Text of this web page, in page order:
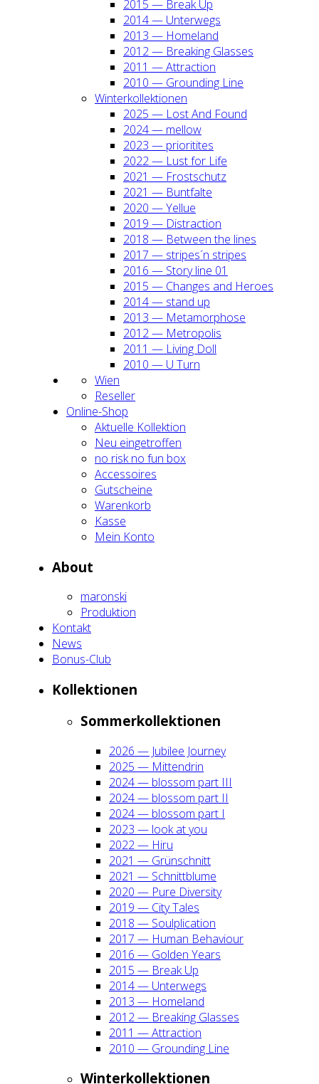
2015 — Break Up
2014 — Unter­wegs
2013 — Home­land
2012 — Brea­king Glas­ses
2011 — Attrac­tion
2010 — Groun­ding Line
Win­ter­kol­lek­tio­nen
2025 — Lost And Found
2024 — mel­low
2023 — prio­ri­ti­tes
2022 — Lust for Life
2021 — Frost­schutz
2021 — Bunt­fal­te
2020 — Yel­lue
2019 — Dis­trac­tion
2018 — Bet­ween the lines
2017 — stripes´n stripes
2016 — Sto­ry line 01
2015 — Chan­ges and Heroes
2014 — stand up
2013 — Meta­mor­pho­se
2012 — Metro­po­lis
2011 — Living Doll
2010 — U Turn
Wien
Resel­ler
Online-Shop
Aktu­el­le Kol­lek­ti­on
Neu ein­ge­trof­fen
no risk no fun box
Acces­soires
Gut­schei­ne
Waren­korb
Kas­se
Mein Kon­to
About
maron­ski
Pro­duk­ti­on
Kon­takt
News
Bonus-Club
Kol­lek­tio­nen
Som­mer­kol­lek­tio­nen
2026 — Jubi­lee Jour­ney
2025 — Mit­ten­drin
2024 — blos­som part III
2024 — blos­som part II
2024 — blos­som part I
2023 — look at you
2022 — Hiru
2021 — Grün­schnitt
2021 — Schnitt­blu­me
2020 — Pure Diver­si­ty
2019 — City Tales
2018 — Soul­pli­ca­ti­on
2017 — Human Beha­viour
2016 — Gol­den Years
2015 — Break Up
2014 — Unter­wegs
2013 — Home­land
2012 — Brea­king Glas­ses
2011 — Attrac­tion
2010 — Groun­ding Line
Win­ter­kol­lek­tio­nen